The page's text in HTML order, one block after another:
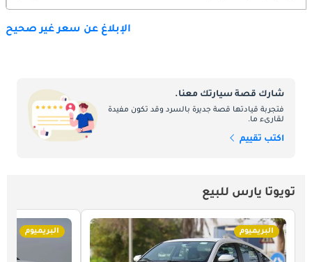
الإبلاغ عن سعر غير صحيح
شارك قصة سيارتك معنا.
فتجربة قيادتها قصة جديرة بالسرد وقد تكون مفيدة
لقارىء ما.
اكتب تقييم
تويوتا يارس للبيع
البريميوم البريميوم